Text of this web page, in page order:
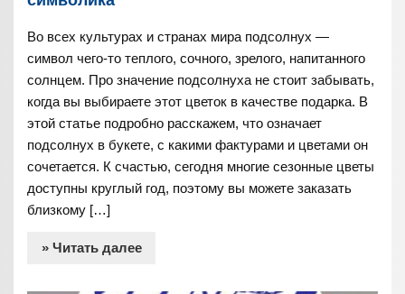
Во всех культурах и странах мира подсолнух —
символ чего-то теплого, сочного, зрелого, напитанного
солнцем. Про значение подсолнуха не стоит забывать,
когда вы выбираете этот цветок в качестве подарка. В
этой статье подробно расскажем, что означает
подсолнух в букете, с какими фактурами и цветами он
сочетается. К счастью, сегодня многие сезонные цветы
доступны круглый год, поэтому вы можете заказать
близкому […]
» Читать далее